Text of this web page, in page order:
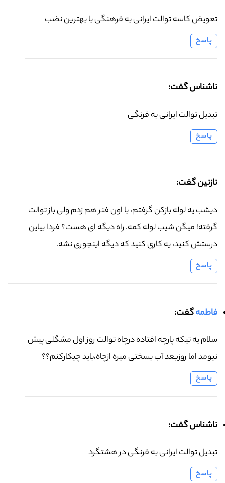
تعویض کاسه توالت ایرانی به فرهنگی با بهترین نضب
پاسخ
ناشناس گفت:
تبدیل توالت ایرانی به فرنگی
پاسخ
نازنین گفت:
دیشب یه لوله بازکن گرفتم، با اون فنر هم زدم ولی باز توالت
گرفته! میگن شیب لوله کمه. راه دیگه ای هست؟ فردا بیاین
درستش کنید، یه کاری کنید که دیگه اینجوری نشه.
پاسخ
فاطمهگفت:
سلام یه تیکه پارچه افتاده درچاه توالت روز اول مشگلی پیش
نیومد اما روزبعد آب بسختی میره ازچاه،باید چیکارکنم؟؟
پاسخ
ناشناس گفت:
تبدیل توالت ایرانی به فرنگی در هشتگرد
پاسخ